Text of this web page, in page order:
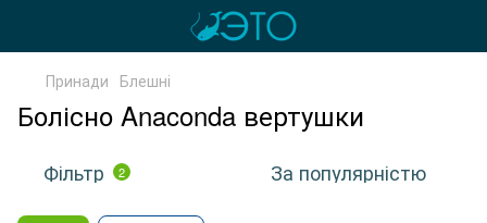
Принади Блешні
Болісно Anaconda вертушки
Фільтр 2 За популярністю